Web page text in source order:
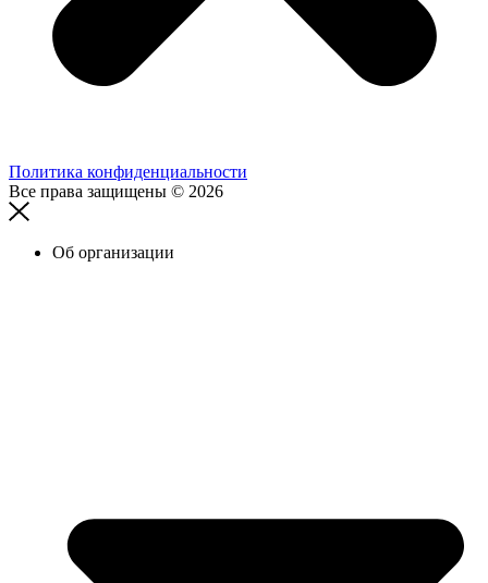
Политика конфиденциальности
Все права защищены © 2026
Об организации